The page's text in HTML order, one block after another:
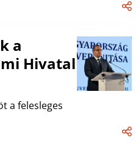
a
Hivatal
a felesleges